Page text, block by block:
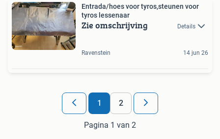
Entrada/hoes voor tyros,steunen voor
tyros lessenaar
Zie omschrijving Details
Ravenstein 14 jun 26
1 2
Pagina 1 van 2